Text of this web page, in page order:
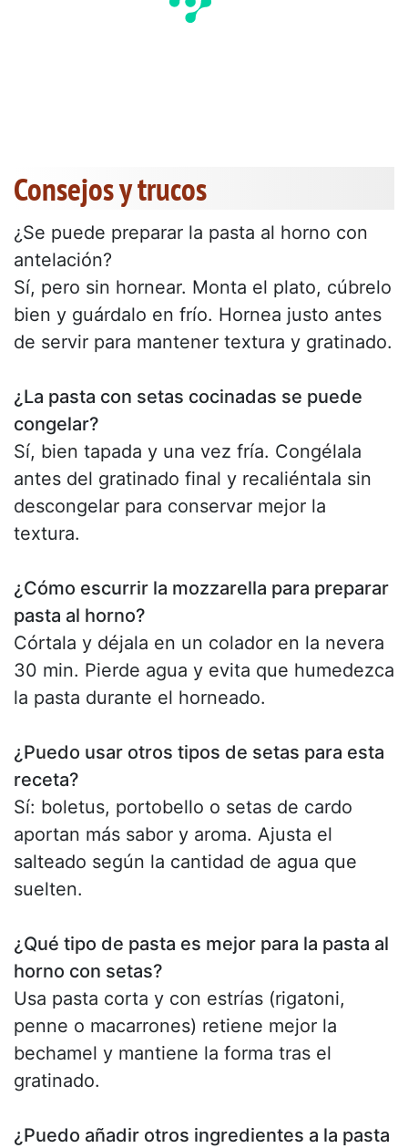
Consejos y trucos
¿Se puede preparar la pasta al horno con
antelación?
Sí, pero sin hornear. Monta el plato, cúbrelo
bien y guárdalo en frío. Hornea justo antes
de servir para mantener textura y gratinado.
¿La pasta con setas cocinadas se puede
congelar?
Sí, bien tapada y una vez fría. Congélala
antes del gratinado final y recaliéntala sin
descongelar para conservar mejor la
textura.
¿Cómo escurrir la mozzarella para preparar
pasta al horno?
Córtala y déjala en un colador en la nevera
30 min. Pierde agua y evita que humedezca
la pasta durante el horneado.
¿Puedo usar otros tipos de setas para esta
receta?
Sí: boletus, portobello o setas de cardo
aportan más sabor y aroma. Ajusta el
salteado según la cantidad de agua que
suelten.
¿Qué tipo de pasta es mejor para la pasta al
horno con setas?
Usa pasta corta y con estrías (rigatoni,
penne o macarrones) retiene mejor la
bechamel y mantiene la forma tras el
gratinado.
¿Puedo añadir otros ingredientes a la pasta